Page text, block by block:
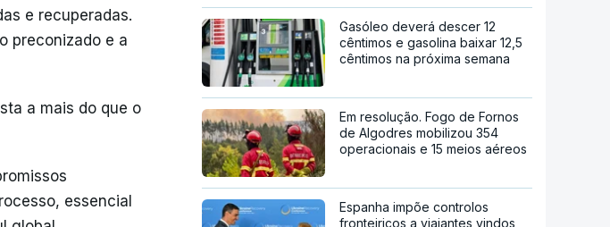
e recuperadas.
preconizado e a
a mais do que o
essencial
Gasóleo deverá descer 12
cêntimos e gasolina baixar 12,5
cêntimos na próxima semana
Em resolução. Fogo de Fornos
de Algodres mobilizou 354
operacionais e 15 meios aéreos
Espanha impõe controlos
fronteiriços a viajantes vindos